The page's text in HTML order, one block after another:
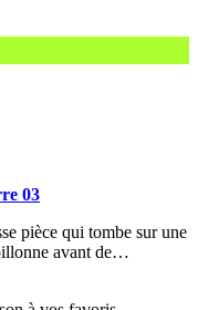
03
pièce qui tombe sur une
avant de…